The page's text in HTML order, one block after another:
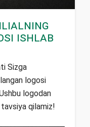
ishlab
Sizga
logosi
logodan
qilamiz!